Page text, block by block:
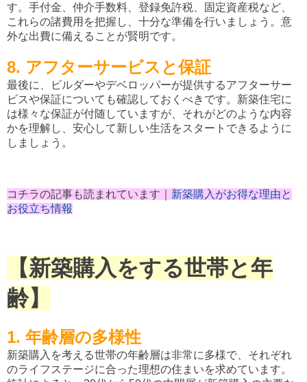
す。手付金、仲介手数料、登録免許税、固定資産税など、
これらの諸費用を把握し、十分な準備を行いましょう。意
外な出費に備えることが賢明です。
8. アフターサービスと保証
最後に、ビルダーやデベロッパーが提供するアフターサー
ビスや保証についても確認しておくべきです。新築住宅に
は様々な保証が付随していますが、それがどのような内容
かを理解し、安心して新しい生活をスタートできるように
しましょう。
コチラの記事も読まれています｜ 新築購入がお得な理由と
お役立ち情報
【新築購入をする世帯と年
齢】
1. 年齢層の多様性
新築購入を考える世帯の年齢層は非常に多様で、それぞれ
のライフステージに合った理想の住まいを求めています。